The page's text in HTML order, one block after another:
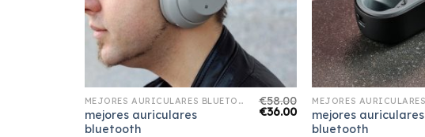
MEJORES AURICULARES BLUETOOTH
mejores auriculares
bluetooth
€58.00
€36.00
mejores auriculares
bluetooth